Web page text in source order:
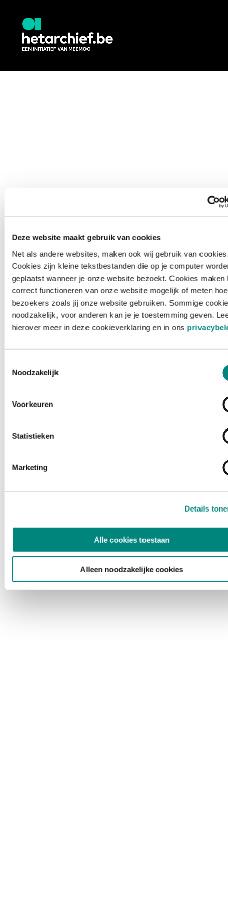
Deze website maakt gebruik van cookies
Net als andere websites, maken ook wij gebruik van
Cookies zijn kleine tekstbestanden die op je computer
geplaatst wanneer je onze website bezoekt. Cookies maken
correct functioneren van onze website mogelijk of meten hoe
bezoekers zoals jij onze website gebruiken. Sommige
noodzakelijk, voor anderen kan je je toestemming geven.
hierover meer in deze cookieverklaring en in ons
Noodzakelijk
Voorkeuren
Statistieken
Marketing
Details
Alle cookies toestaan
Alleen noodzakelijke cookies